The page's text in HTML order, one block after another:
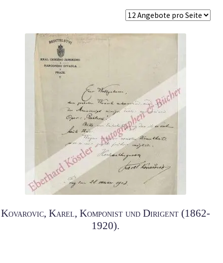
Kovarovic, Karel, Komponist und Dirigent (1862-
1920).